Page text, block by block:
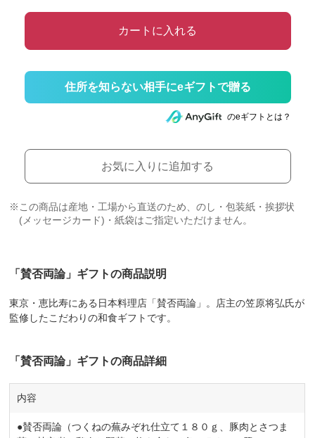
カートに入れる
住所を知らない相手にeギフトで贈る
のeギフトとは？
お気に入りに追加する
※この商品は産地・工場から直送のため、のし・包装紙・挨拶状
(メッセージカード)・紙袋はご指定いただけません。
「賛否両論」ギフトの商品説明
東京・恵比寿にある日本料理店「賛否両論」。店主の笠原将弘氏が
監修したこだわりの和食ギフトです。
「賛否両論」ギフトの商品詳細
内容
●賛否両論（つくねの蕪みぞれ仕立て１８０ｇ、豚肉とさつま